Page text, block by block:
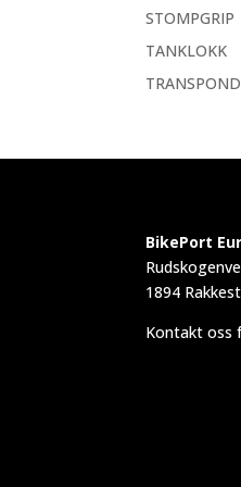
STOMPGRIP
TANKLOKK
BikePort
1894
Kontakt oss